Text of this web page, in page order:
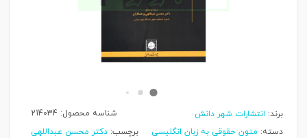
برند: انتشارات شهر دانش شناسه محصول: 214034
دسته: متون حقوقی به زبان انگلیسی برچسب: دکتر محسن عبداللهی